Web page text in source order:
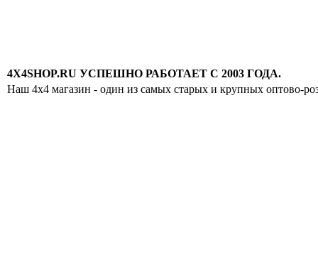
4X4SHOP.RU УСПЕШНО РАБОТАЕТ С 2003 ГОДА.
Наш 4x4 магазин - один из самых старых и крупных оптово-